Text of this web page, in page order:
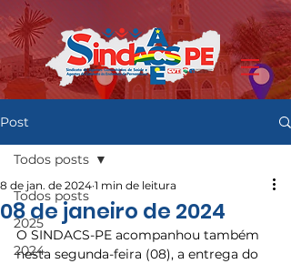
Post
Todos posts
2025
2024
Todos posts
08 de janeiro de 2024
8 de jan. de 2024 1 min de leitura
O SINDACS-PE acompanhou também
nesta segunda-feira (08), a entrega do